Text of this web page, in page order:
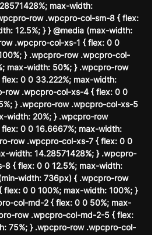
max-width:
row .wpcpro-col-sm-8 { flex:
12.5%; } } @media (max-width:
.wpcpro-col-xs-1 { flex: 0 0
} .wpcpro-row .wpcpro-col-
max-width: 50%; } .wpcpro-row
0 0 33.222%; max-width:
row .wpcpro-col-xs-4 { flex: 0 0
} .wpcpro-row .wpcpro-col-xs-5
width: 20%; } .wpcpro-row
0 0 16.6667%; max-width:
row .wpcpro-col-xs-7 { flex: 0 0
width: 14.28571428%; } .wpcpro-
8 { flex: 0 0 12.5%; max-width:
width: 736px) { .wpcpro-row
0 0 100%; max-width: 100%; }
col-md-2 { flex: 0 0 50%; max-
row .wpcpro-col-md-2-5 { flex:
75%; } .wpcpro-row .wpcpro-col-